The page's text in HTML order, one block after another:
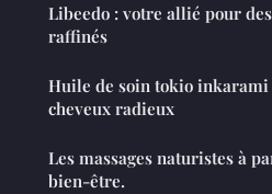
Libeedo : votre allié pour
raffinés
Huile de soin tokio
cheveux radieux
Les massages naturistes à
bien-être.